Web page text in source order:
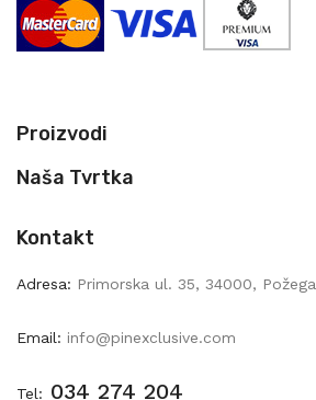
Proizvodi
Naša Tvrtka
Kontakt
Adresa: Primorska ul. 35, 34000, Požega
Email: info@pinexclusive.com
Tel: 034 274 204